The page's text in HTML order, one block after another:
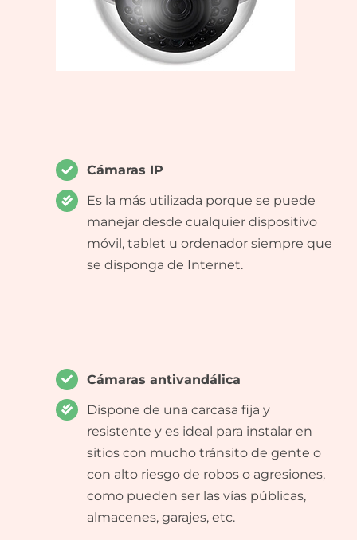
Cámaras IP
Es la más utilizada porque se puede
manejar desde cualquier dispositivo
móvil, tablet u ordenador siempre que
se disponga de Internet.
Cámaras antivandálica
Dispone de una carcasa fija y
resistente y es ideal para instalar en
sitios con mucho tránsito de gente o
con alto riesgo de robos o agresiones,
como pueden ser las vías públicas,
almacenes, garajes, etc.